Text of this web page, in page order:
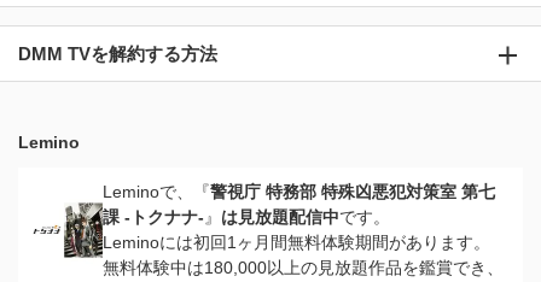
DMM TVを解約する方法
Lemino
Leminoで、『警視庁 特務部 特殊凶悪犯対策室 第七
課 -トクナナ- 』 は見放題配信中です。
Leminoには初回1ヶ月間無料体験期間があります。
無料体験中は180,000以上の見放題作品を鑑賞でき、